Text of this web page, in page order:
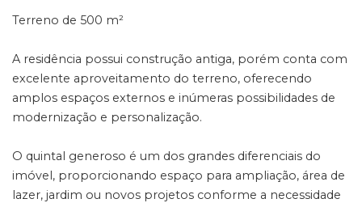
Terreno de 500 m²
A residência possui construção antiga, porém conta com
excelente aproveitamento do terreno, oferecendo
amplos espaços externos e inúmeras possibilidades de
modernização e personalização.
O quintal generoso é um dos grandes diferenciais do
imóvel, proporcionando espaço para ampliação, área de
lazer, jardim ou novos projetos conforme a necessidade